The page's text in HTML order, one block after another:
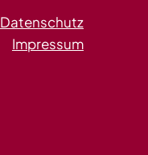
Datenschutz
Impressum